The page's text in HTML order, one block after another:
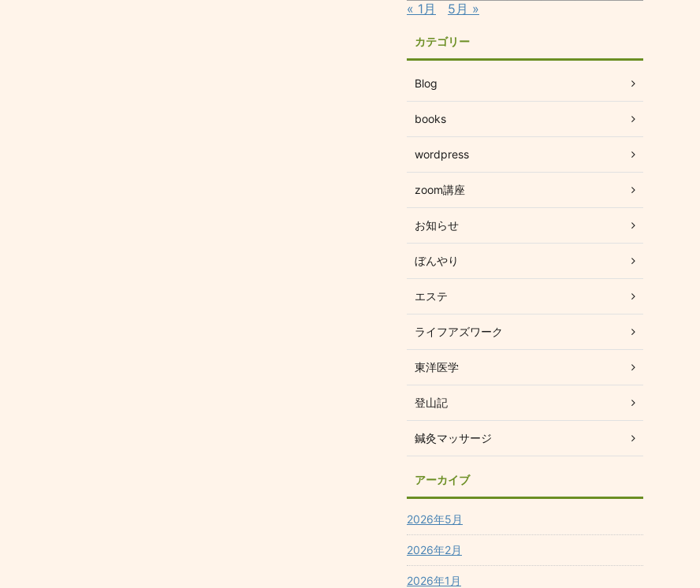
« 1月 5月 »
カテゴリー
Blog
books
wordpress
zoom講座
お知らせ
ぼんやり
エステ
ライフアズワーク
東洋医学
登山記
鍼灸マッサージ
アーカイブ
2026年5月
2026年2月
2026年1月